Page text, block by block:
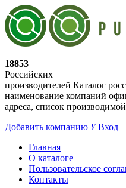
18853
Российских
производителей Каталог
наименование компаний
адреса, список
Добавить компанию YВход
Главная
О каталоге
Пользовательское
Контакты